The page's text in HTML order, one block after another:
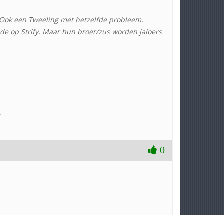
een Tweeling met hetzelfde probleem.
op Strify. Maar hun broer/zus worden jaloers
0